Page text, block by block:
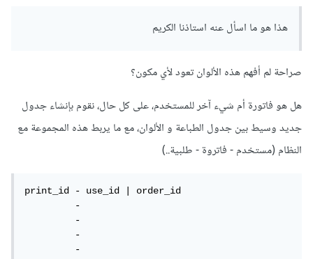
هذا هو ما اسأل عنه استاذنا الكريم
صراحة لم أفهم هذه الألوان تعود لأي مكون؟
هل هو فاتورة أم شيء آخر للمستخدم، على كل حال، نقوم بإنشاء جدول
جديد وسيط بين جدول الطباعة و الألوان، مع ما يربط هذه المجموعة مع
النظام (مستخدم - فاتروة - طلبية..)
print_id - use_id | order_id
         -
         -
         -
         -